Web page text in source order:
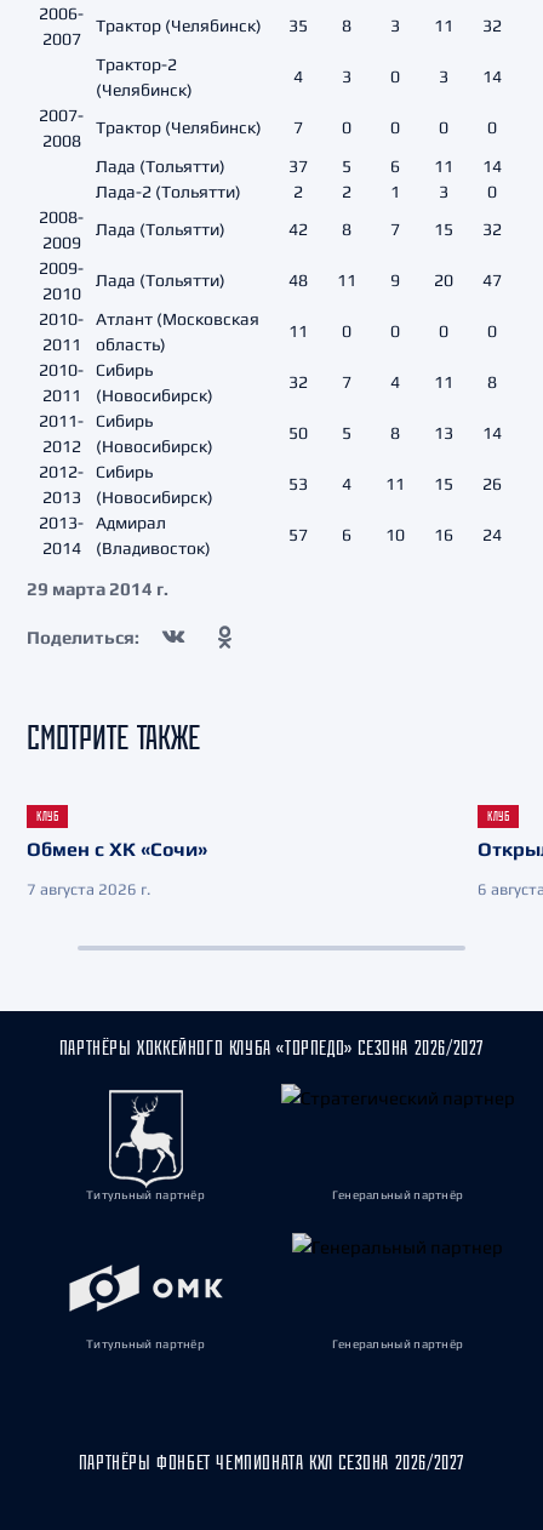
2006-
2007
Трактор (Челябинск) 35 8 3 11
32
Трактор-2
(Челябинск)
4 3 0 3
14
2007-
2008
Трактор (Челябинск) 7 0 0 0
0
Лада (Тольятти)
37 5 6 11
14
Лада-2 (Тольятти)
2 2 1 3
0
2008-
2009
Лада (Тольятти) 42 8 7 15
32
2009-
2010
Лада (Тольятти) 48 11 9 20
47
2010-
2011
Атлант (Московская
область)
11 0 0 0
0
2010-
2011
Сибирь
(Новосибирск)
32 7 4 11
8
2011-
2012
Сибирь
(Новосибирск)
50 5 8 13
14
2012-
2013
Сибирь
(Новосибирск)
53 4 11 15
26
2013-
2014
Адмирал
(Владивосток)
57 6 10 16 24
29 марта 2014 г.
Поделиться:
СМОТРИТЕ ТАКЖЕ
КЛУБ
Обмен с ХК «Сочи»
7 августа 2026 г.
КЛУБ
6
ПАРТНЁРЫ ХОККЕЙНОГО КЛУБА «ТОРПЕДО» СЕЗОНА 2026/2027
Титульный партнёр Генеральный партнёр
Титульный партнёр Генеральный партнёр
ПАРТНЁРЫ ФОНБЕТ ЧЕМПИОНАТА КХЛ СЕЗОНА 2026/2027